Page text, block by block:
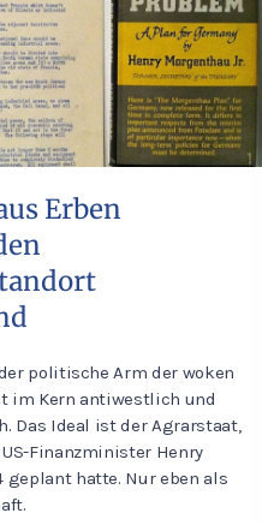
Erben
politische Arm der woken
im Kern antiwestlich und
Das Ideal ist der Agrarstaat,
Finanzminister Henry
geplant hatte. Nur eben als